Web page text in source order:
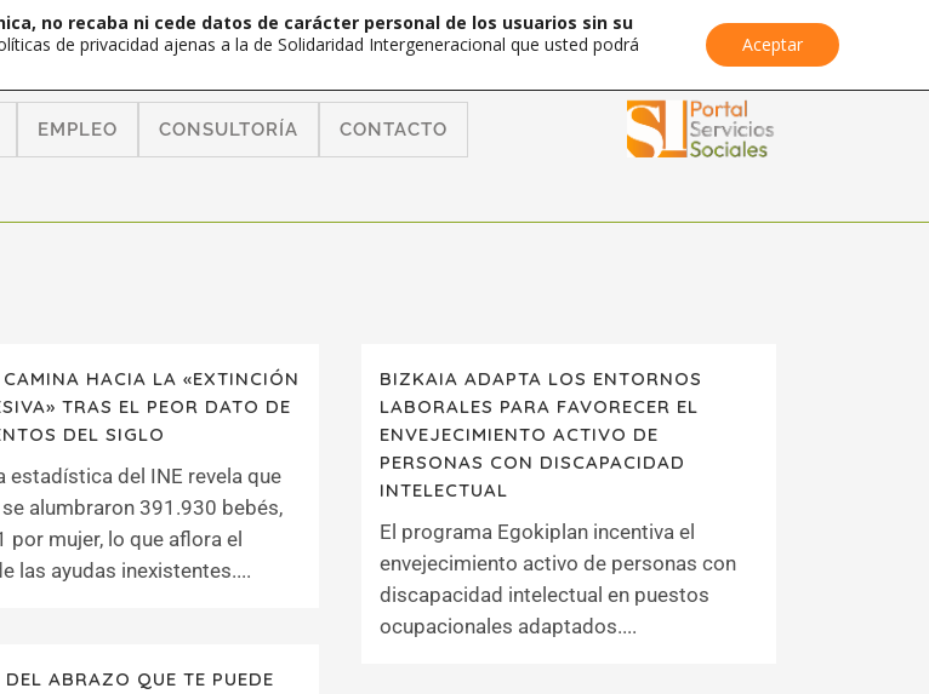
EMPLEO CONSULTORÍA CONTACTO
CAMINA HACIA LA «EXTINCIÓN
TRAS EL PEOR DATO DE
DEL SIGLO
estadística del INE revela que
alumbraron 391.930 bebés,
por mujer, lo que aflora el
las ayudas inexistentes....
BIZKAIA ADAPTA LOS ENTORNOS
LABORALES PARA FAVORECER EL
ENVEJECIMIENTO ACTIVO DE
PERSONAS CON DISCAPACIDAD
INTELECTUAL
El programa Egokiplan incentiva el
envejecimiento activo de personas con
discapacidad intelectual en puestos
ocupacionales adaptados....
ABRAZO QUE TE PUEDE
no recaba ni cede datos de carácter personal de los usuarios sin su
de privacidad ajenas a la de Solidaridad Intergeneracional que usted podrá
Aceptar